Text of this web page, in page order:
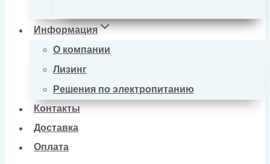
Информация
О компании
Лизинг
Решения по электропитанию
Контакты
Доставка
Оплата